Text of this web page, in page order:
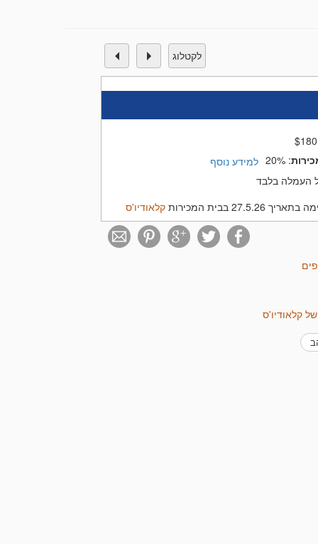
לקטלוג
$180
:
20%
למידע נוסף
בבית המכירות
קלאודיו'ס
קלאודיו'ס